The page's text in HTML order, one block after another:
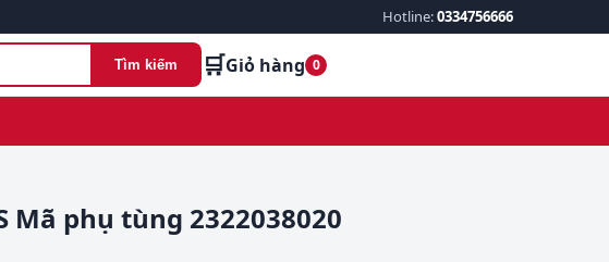
Hotline:0334756666
Tìm kiếm 🛒Giỏ hàng 0
Mã phụ tùng 2322038020